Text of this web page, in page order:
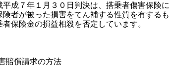
成７年１月３０日判決は、搭乗者傷害保険に
者が被った損害をてん補する性質を有するも
保険金の損益相殺を否定しています。
賠償請求の方法